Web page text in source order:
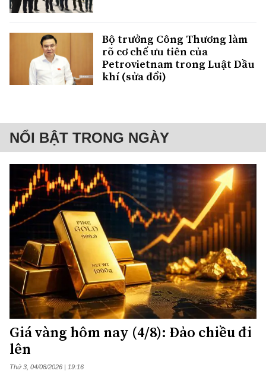
Bộ trưởng Công Thương làm
rõ cơ chế ưu tiên của
Petrovietnam trong Luật Dầu
khí (sửa đổi)
NỔI BẬT TRONG NGÀY
Giá vàng hôm nay (4/8): Đảo chiều đi
lên
Thứ 3, 04/08/2026 | 19:16